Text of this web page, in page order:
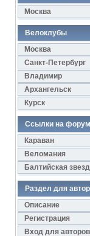
Москва
Велоклубы
Москва
Санкт-Петербург
Владимир
Архангельск
Курск
Ссылки на
Караван
Веломания
Балтийская
Раздел для
Описание
Регистрация
Вход для авторов